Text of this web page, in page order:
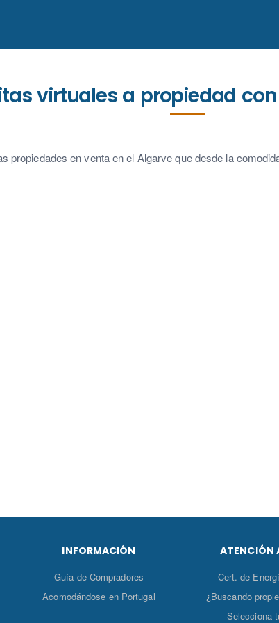
virtuales a propiedad
propiedades en venta en el Algarve que desde la
INFORMACIÓN
Guía de Compradores
Acomodándose en Portugal
ATENCIÓN
Cert. de
¿Buscando
Selecciona